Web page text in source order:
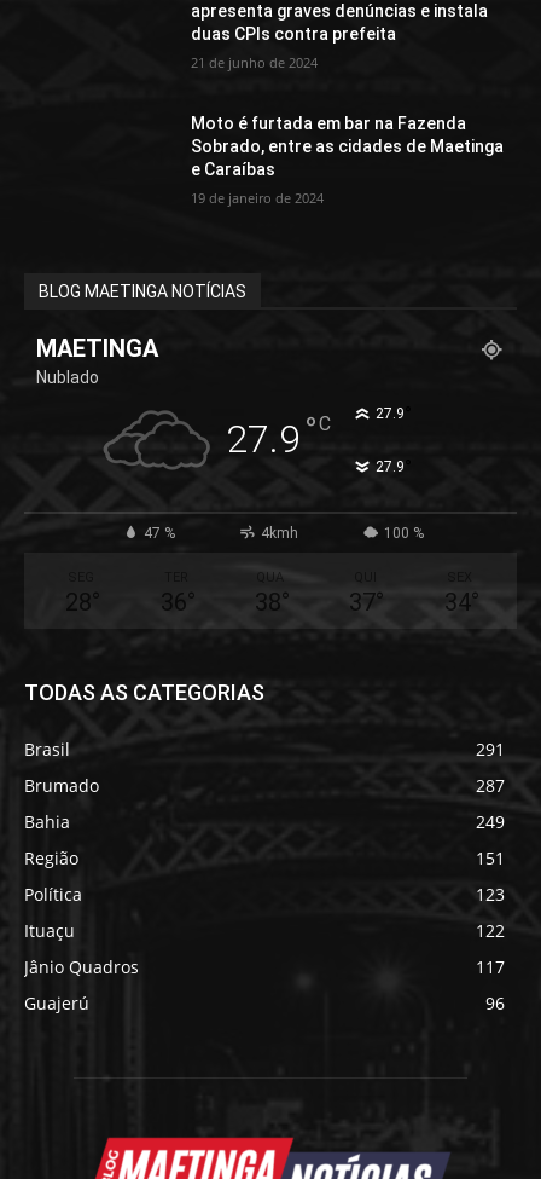
apresenta graves denúncias e instala
duas CPIs contra prefeita
21 de junho de 2024
Moto é furtada em bar na Fazenda
Sobrado, entre as cidades de Maetinga
e Caraíbas
19 de janeiro de 2024
BLOG MAETINGA NOTÍCIAS
MAETINGA
Nublado
27.9 °C 27.9
27.9
47 % 4kmh 100 %
28° 36°
QUA
38° 37° 34°
TODAS AS CATEGORIAS
Brasil
291
Brumado
287
Bahia
249
Região
151
Política
123
Ituaçu
122
Jânio Quadros
117
Guajerú
96